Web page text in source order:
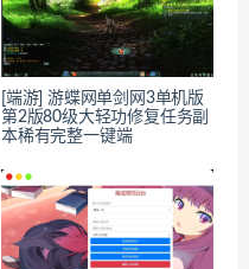
[端游] 游蝶网单剑网3单机版
第2版80级大轻功修复任务副
本稀有完整一键端